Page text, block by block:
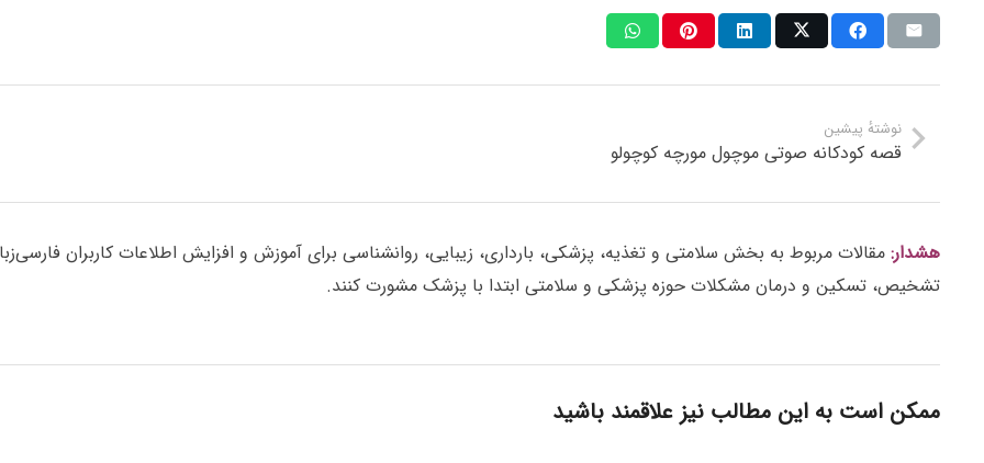
نوشتهٔ پیشین
قصه کودکانه صوتی موچول مورچه کوچولو
هشدار: مقالات مربوط به بخش سلامتی و تغذیه، پزشکی، بارداری، زیبایی، روانشناسی برای آموزش و افزایش اطلاعات کاربران
تشخیص، تسکین و درمان مشکلات حوزه پزشکی و سلامتی ابتدا با پزشک مشورت کنند.
ممکن است به این مطالب نیز علاقمند باشید